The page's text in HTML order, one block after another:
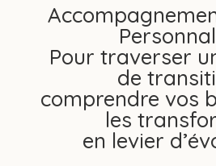
Pour traverser
de
comprendre vos
les
en levier